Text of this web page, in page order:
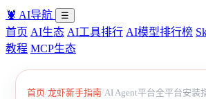
🦞 AI导航 ☰
首页 AI生态 AI工具排行 AI模型排行榜
教程 MCP生态
首页/龙虾新手指南/AI Agent平台全平台安装